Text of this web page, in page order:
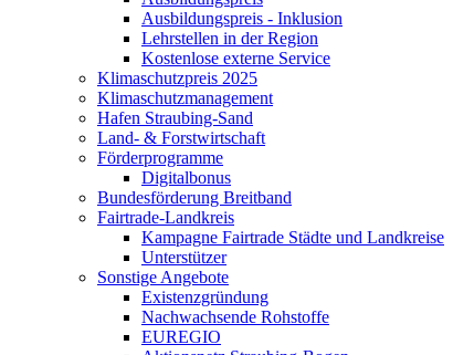
Ausbildungspreis - Inklusion
Lehrstellen in der Region
Kostenlose externe Service
Klimaschutzpreis 2025
Klimaschutzmanagement
Hafen Straubing-Sand
Land- & Forstwirtschaft
Förderprogramme
Digitalbonus
Bundesförderung Breitband
Fairtrade-Landkreis
Kampagne Fairtrade Städte und Landkreise
Unterstützer
Sonstige Angebote
Existenzgründung
Nachwachsende Rohstoffe
EUREGIO